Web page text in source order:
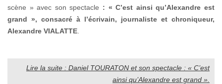
scène » avec son spectacle : « C’est ainsi qu’Alexandre est
grand », consacré à l’écrivain, journaliste et chroniqueur,
Alexandre VIALATTE
Lire la suite : Daniel TOURATON et son spectacle : « C’est
ainsi qu’Alexandre est grand ».